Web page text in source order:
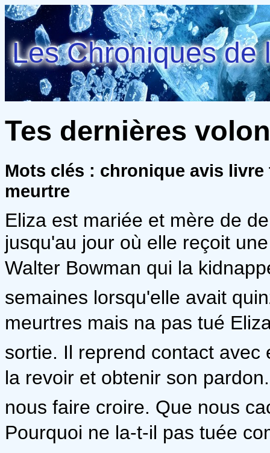
Les Chroniques de
Tes dernières
Mots clés : chronique avis
meurtre
Eliza est mariée et mère de
jusqu'au jour où elle reçoit
Walter Bowman qui la
semaines lorsqu'elle avait
meurtres mais na pas tué
sortie. Il reprend contact
la revoir et obtenir son
nous faire croire. Que nous
Pourquoi ne la-t-il pas tuée